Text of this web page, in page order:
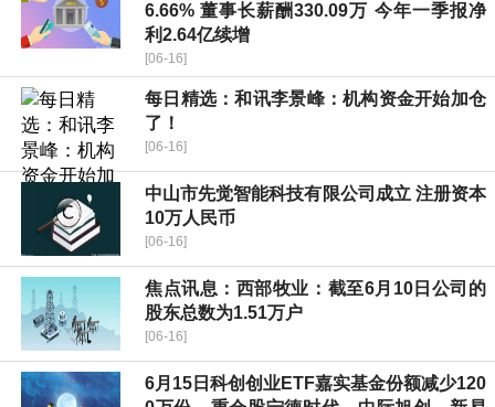
6.66% 董事长薪酬330.09万 今年一季报净
利2.64亿续增
[06-16]
每日精选：和讯李景峰：机构资金开始加仓
了！
[06-16]
中山市先觉智能科技有限公司成立 注册资本
10万人民币
[06-16]
焦点讯息：西部牧业：截至6月10日公司的
股东总数为1.51万户
[06-16]
6月15日科创创业ETF嘉实基金份额减少120